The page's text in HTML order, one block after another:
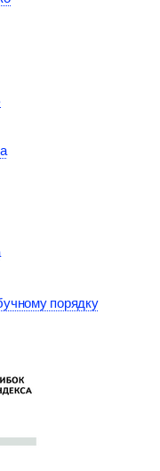
порядку